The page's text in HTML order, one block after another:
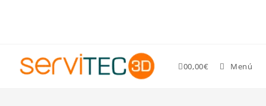
00,00€ Menú